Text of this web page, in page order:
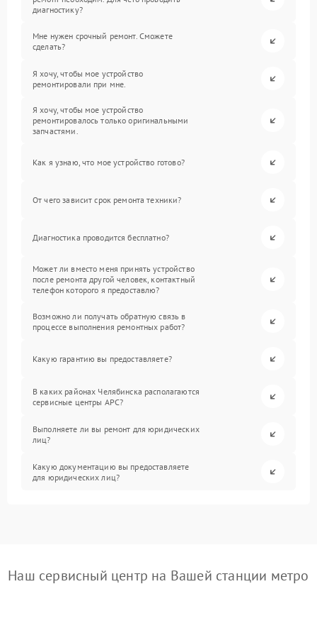
диагностику?
Мне нужен срочный ремонт. Сможете
сделать?
Я хочу, чтобы мое устройство
ремонтировали при мне.
Я хочу, чтобы мое устройство
ремонтировалось только оригинальными
запчастями.
Как я узнаю, что мое устройство готово?
От чего зависит срок ремонта техники?
Диагностика проводится бесплатно?
Может ли вместо меня принять устройство
после ремонта другой человек, контактный
телефон которого я предоставлю?
Возможно ли получать обратную связь в
процессе выполнения ремонтных работ?
Какую гарантию вы предоставляете?
В каких районах Челябинска располагаются
сервисные центры APC?
Выполняете ли вы ремонт для юридических
лиц?
Какую документацию вы предоставляете
для юридических лиц?
Наш сервисный центр на Вашей станции метро